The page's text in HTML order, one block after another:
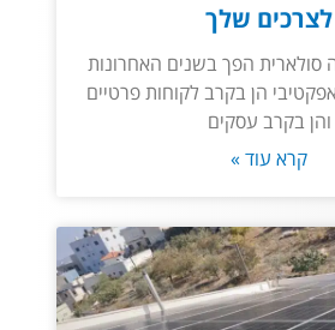
לצרכים שלך
סולארית הפך בשנים האחרונות
הן בקרב לקוחות פרטיים
והן בקרב עסקים
קרא עוד »